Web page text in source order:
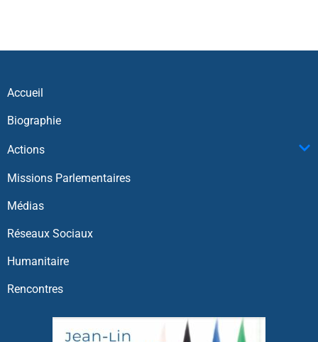
Accueil
Biographie
Actions
Missions Parlementaires
Médias
Réseaux Sociaux
Humanitaire
Rencontres